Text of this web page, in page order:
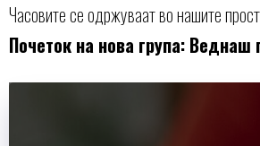
Часовите се одржуваат во нашите
Почеток на нова група: Веднаш